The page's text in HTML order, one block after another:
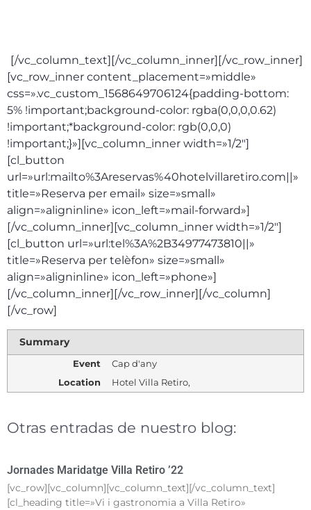
[/vc_column_text][/vc_column_inner][/vc_row_inner]
[vc_row_inner content_placement=»middle»
css=».vc_custom_1568649706124{padding-bottom:
5% !important;background-color: rgba(0,0,0,0.62)
!important;*background-color: rgb(0,0,0)
!important;}»][vc_column_inner width=»1/2″]
[cl_button
url=»url:mailto%3Areservas%40hotelvillaretiro.com||»
title=»Reserva per email» size=»small»
align=»aligninline» icon_left=»mail-forward»]
[/vc_column_inner][vc_column_inner width=»1/2″]
[cl_button url=»url:tel%3A%2B34977473810||»
title=»Reserva per telèfon» size=»small»
align=»aligninline» icon_left=»phone»]
[/vc_column_inner][/vc_row_inner][/vc_column]
[/vc_row]
Summary
Event
Cap d'any
Location
Hotel Villa Retiro,
Otras entradas de nuestro blog:
Jornades Maridatge Villa Retiro ’22
[vc_row][vc_column][vc_column_text][/vc_column_text]
[cl_heading title=»Vi i gastronomia a Villa Retiro»